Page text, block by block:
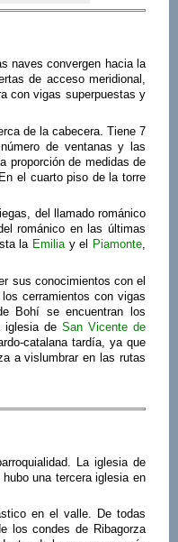
naves convergen hacia la
de acceso meridional,
con vigas superpuestas y
de la cabecera. Tiene 7
de ventanas y las
proporción de medidas de
el cuarto piso de la torre
del llamado románico
románico en las últimas
la Emiliay el Piamonte,
sus conocimientos con el
cerramientos con vigas
Bohí se encuentran los
iglesia deSan Vicente de
catalana tardía, ya que
a vislumbrar en las rutas
La iglesia de
una tercera iglesia en
en el valle. De todas
los condes de Ribagorza